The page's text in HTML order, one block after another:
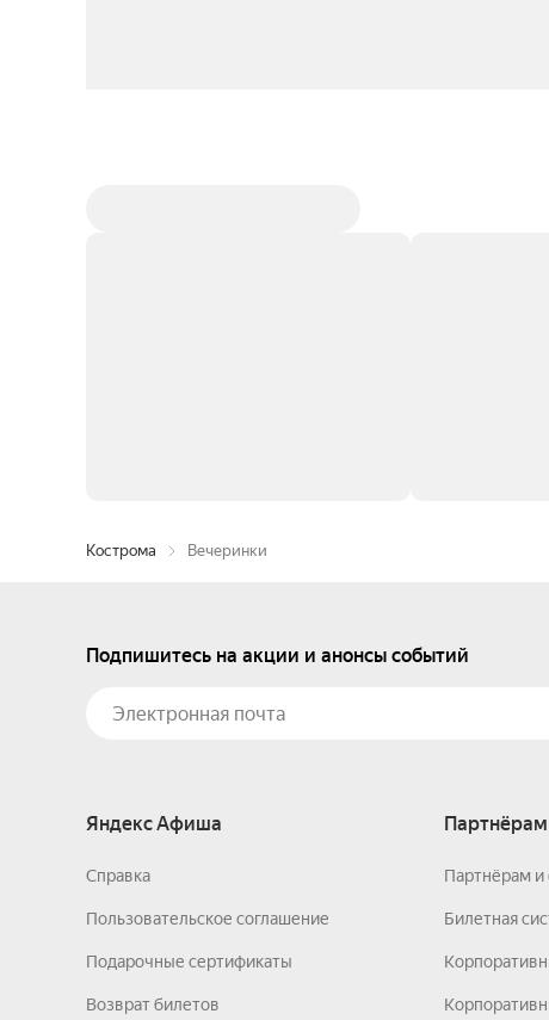
Кострома Вечеринки
Подпишитесь на акции и анонсы событий
Яндекс Афиша
Справка
Пользовательское соглашение
Подарочные сертификаты
Возврат билетов
Партнёрам и
Билетная